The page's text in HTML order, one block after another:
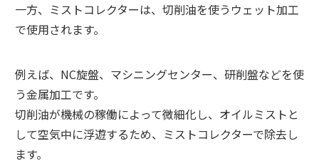
一方、ミストコレクターは、切削油を使うウェット加工
で使用されます。
例えば、NC旋盤、マシニングセンター、研削盤などを使
う金属加工です。
切削油が機械の稼働によって微細化し、オイルミストと
して空気中に浮遊するため、ミストコレクターで除去し
ます。